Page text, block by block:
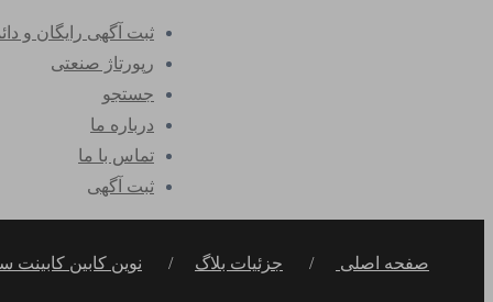
ثبت آگهی رایگان و
رپورتاژ صنعتی
جستجو
درباره ما
تماس با ما
ثبت آگهی
صفحه اصلی جزئیات بلاگ نوین کابین